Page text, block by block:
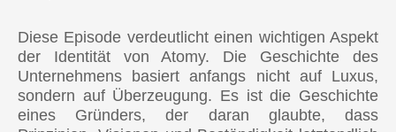
🇲🇳 Mongolei
🇵🇭 Philippinen
🇷🇺 Russland
Diese Episode verdeutlicht einen wichtigen Aspekt
der Identität von Atomy. Die Geschichte des
Unternehmens basiert anfangs nicht auf Luxus,
sondern auf Überzeugung. Es ist die Geschichte
eines Gründers, der daran glaubte, dass